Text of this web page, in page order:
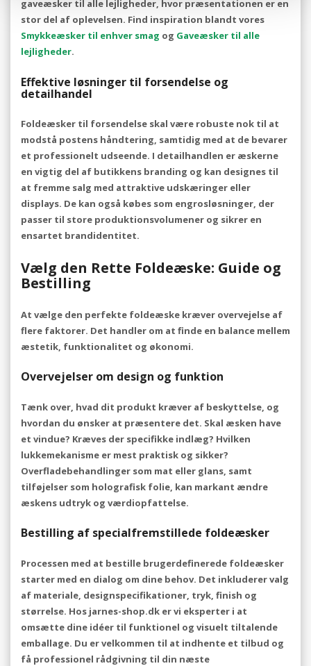
gaveæsker til alle lejligheder, hvor præsentationen er en
stor del af oplevelsen. Find inspiration blandt vores
Smykkeæsker til enhver smag og Gaveæsker til alle
lejligheder.
Effektive løsninger til forsendelse og
detailhandel
Foldeæsker til forsendelse skal være robuste nok til at
modstå postens håndtering, samtidig med at de bevarer
et professionelt udseende. I detailhandlen er æskerne
en vigtig del af butikkens branding og kan designes til
at fremme salg med attraktive udskæringer eller
displays. De kan også købes som engrosløsninger, der
passer til store produktionsvolumener og sikrer en
ensartet brandidentitet.
Vælg den Rette Foldeæske: Guide og
Bestilling
At vælge den perfekte foldeæske kræver overvejelse af
flere faktorer. Det handler om at finde en balance mellem
æstetik, funktionalitet og økonomi.
Overvejelser om design og funktion
Tænk over, hvad dit produkt kræver af beskyttelse, og
hvordan du ønsker at præsentere det. Skal æsken have
et vindue? Kræves der specifikke indlæg? Hvilken
lukkemekanisme er mest praktisk og sikker?
Overfladebehandlinger som mat eller glans, samt
tilføjelser som holografisk folie, kan markant ændre
æskens udtryk og værdiopfattelse.
Bestilling af specialfremstillede foldeæsker
Processen med at bestille brugerdefinerede foldeæsker
starter med en dialog om dine behov. Det inkluderer valg
af materiale, designspecifikationer, tryk, finish og
størrelse. Hos jarnes-shop.dk er vi eksperter i at
omsætte dine idéer til funktionel og visuelt tiltalende
emballage. Du er velkommen til at indhente et tilbud og
få professionel rådgivning til din næste